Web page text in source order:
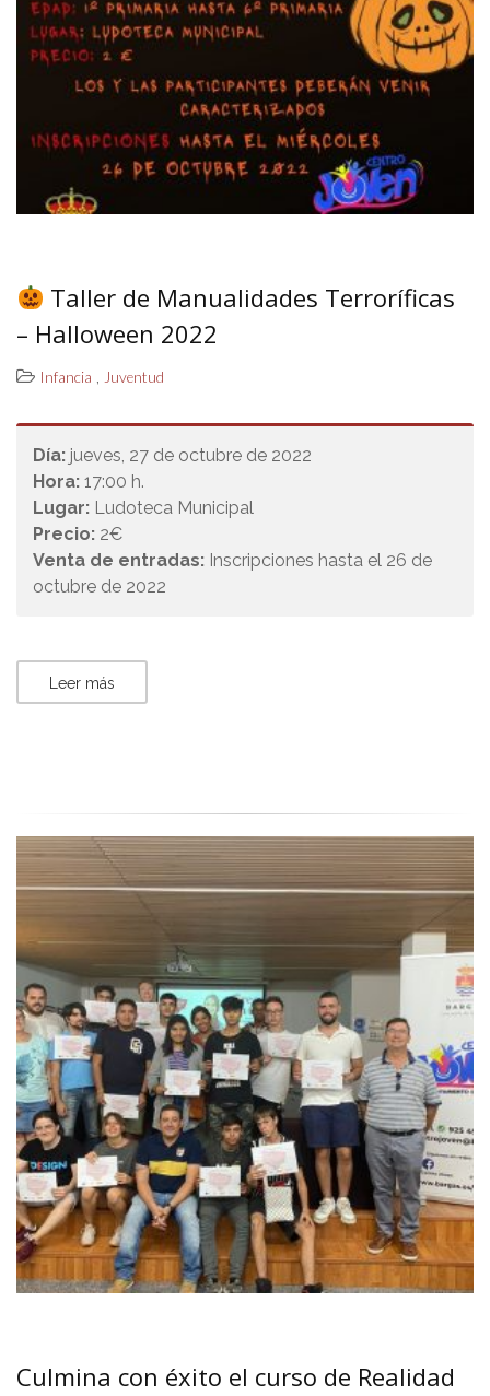
Taller de Manualidades Terroríficas
– Halloween 2022
Infancia , Juventud
Día: jueves, 27 de octubre de 2022
Hora: 17:00 h.
Lugar: Ludoteca Municipal
Precio: 2€
Venta de entradas: Inscripciones hasta el 26 de
octubre de 2022
Leer más
Culmina con éxito el curso de Realidad